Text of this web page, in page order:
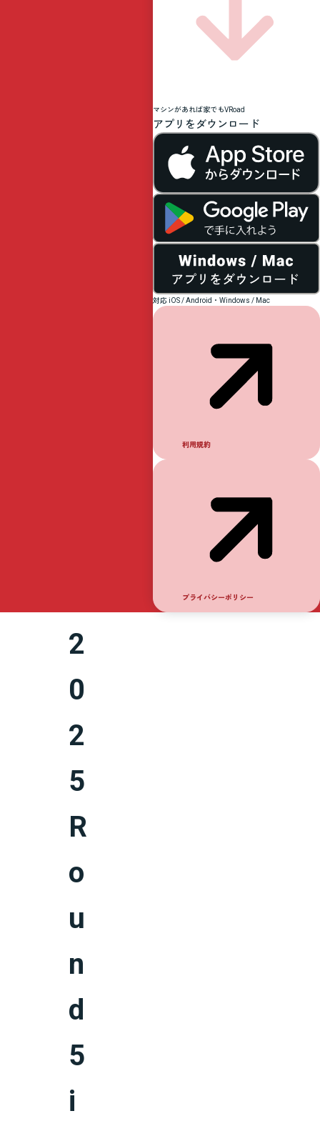
マシンがあれば家でもVRoad
アプリをダウンロード
対応 iOS / Android・Windows / Mac
利用規約
プライバシーポリシー
2
0
2
5
R
o
u
n
d
5
i